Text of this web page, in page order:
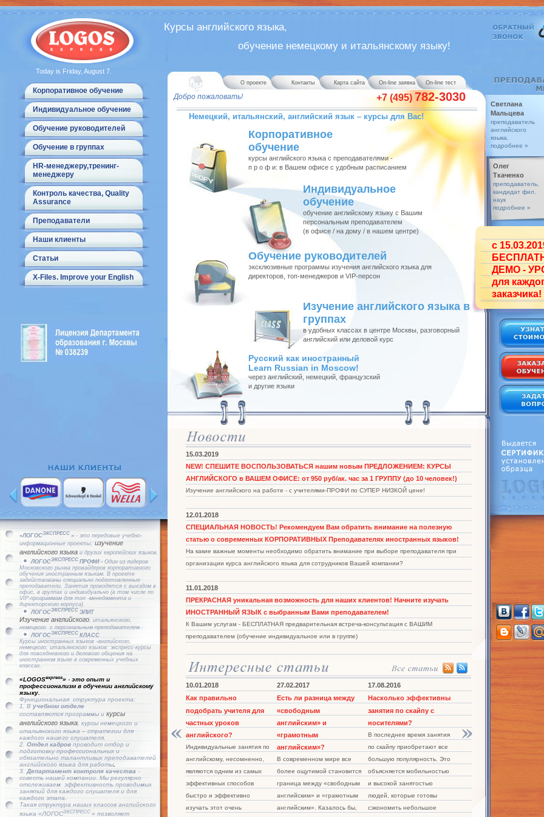
Курсы английского языка,
обучение немецкому и итальянскому языку!
Today is Friday, August 7.
Корпоративное обучение
Индивидуальное обучение
Обучение руководителей
Обучение в группах
HR-менеджеру,тренинг-
менеджеру
Контроль качества, Quality
Assurance
Преподаватели
Наши клиенты
Статьи
X-Files. Improve your English
Светлана
Мальцева
преподаватель
английского
языка.
подробнее »
Олег
Ткаченко
преподаватель,
кандидат фил.
наук
подробнее »
c
ДЕМО -
для
заказчика!
«ЛОГОСЭКСПРЕСС » - это передовые учебно-
информационные проекты: изучение
английского языка и других европейских языков.
ЛОГОСЭКСПРЕСС ПРОФИ - Один из лидеров
Московского рынка провайдеров корпоративного
обучения иностранным языкам. В проекте
задействованы специально подготовленные
преподаватели. Занятия проводятся с выездом в
офис, в группах и индивидуально (в том числе по
VIP-программам для топ -менеджмента и
директорского корпуса).
ЛОГОСЭКСПРЕСС ЭЛИТ
Изучение английского, итальянского,
немецкого с персональным преподавателем.·
ЛОГОСЭКСПРЕСС КЛАСС
Курсы иностранных языков -английского,
немецкого, итальянского языков: экспресс-курсы
для повседневного и делового общения на
иностранном языке в современных учебных
классах.
«LOGOSexpress» - это опыт и
профессионализм в обучении английскому
языку.
Функциональная структура проекта:
1. В учебном отделе
составляются программы и курсы
английского языка, курсы немецкого и
итальянского языка – стратегии для
каждого нашего слушателя.
2. Отдел кадров проводит отбор и
подготовку профессиональных и
обязательно талантливых преподавателей
английского языка для работы.
3. Департамент контроля качества -
совесть нашей компании. Мы регулярно
отслеживаем эффективность проводимых
занятий для каждого слушателя и для
каждого этапа.
Такая структура наших классов английского
языка «ЛОГОСЭКСПРЕСС » позволяет
О проекте Контакты Карта сайта On-line заявка On-line тест
Добро пожаловать! +7 (495) 782-3030
Немецкий, итальянский, английский язык – курсы для Вас!
Корпоративное
обучение
курсы английского языка с преподавателями -
п р о ф и: в Вашем офисе с удобным расписанием
Индивидуальное
обучение
обучение английскому языку с Вашим
персональным преподавателем
(в офисе / на дому / в нашем центре)
Обучение руководителей
эксклюзивные программы изучения английского языка для
директоров, топ-менеджеров и VIP-персон
Изучение английского языка в
группах
в удобных классах в центре Москвы, разговорный
английский или деловой курс
Русский как иностранный
Learn Russian in Moscow!
через английский, немецкий, французский
и другие языки
15.03.2019
NEW! СПЕШИТЕ ВОСПОЛЬЗОВАТЬСЯ нашим новым ПРЕДЛОЖЕНИЕМ: КУРСЫ
АНГЛИЙСКОГО в ВАШЕМ ОФИСЕ: от 950 руб/ак. час за 1 ГРУППУ (до 10 человек!)
Изучение английского на работе - с учителями-ПРОФИ по СУПЕР НИЗКОЙ цене!
12.01.2018
СПЕЦИАЛЬНАЯ НОВОСТЬ! Рекомендуем Вам обратить внимание на полезную
статью о современных КОРПОРАТИВНЫХ Преподавателях иностранных языков!
На какие важные моменты необходимо обратить внимание при выборе преподавателя при
организации курса английского языка для сотрудников Вашей компании?
11.01.2018
ПРЕКРАСНАЯ уникальная возможность для наших клиентов! Начните изучать
ИНОСТРАННЫЙ ЯЗЫК с выбранным Вами преподавателем!
К Вашим услугам - БЕСПЛАТНАЯ предварительная встреча-консультация с ВАШИМ
преподавателем (обучение индивидуальное или в группе)
03.02.2016
На какие вопросы нужно
знать ответы для
удачного прохождения
собеседования на
английском языке
Успешное прохождение
собеседования может стать
пропуском на новое
высокооплачиваемое место
работы. Зачастую общение
01.06.2015
Пять причин улучшить
поездкой за границу -
Поездки за границу сегодня
– очень популярный вид
отдыха среди россиян. Все
большее число наших
соотечественников
предпочитают русскому югу
Турцию, Египет, Грецию,
10.01.2018
Как правильно
подобрать учителя для
частных уроков
английского?
Индивидуальные занятия по
английскому, несомненно,
являются одним из самых
эффективных способов
быстро и эффективно
изучать этот очень
27.02.2017
Есть ли разница между
«свободным
английским» и
«грамотным
английским»?
В современном мире все
более ощутимой становится
граница между «свободным
английским» и «грамотным
английским». Казалось бы,
17.08.2016
Насколько эффективны
занятия по скайпу с
носителями?
В последнее время занятия
по скайпу приобретают все
большую популярность. Это
объясняется мобильностью
и высокой занятостью
людей, которые готовы
сэкономить небольшое
11.08.2016
нулевого уровня
Сегодня нередко можно
направлении имеется
большой спрос в связи с